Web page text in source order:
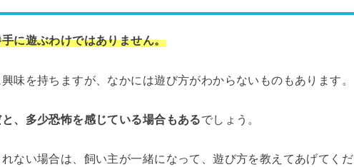
に遊ぶわけではありません。
味を持ちますが、なかには遊び方がわからないものもあります。
、多少恐怖を感じている場合もあるでしょう。
ない場合は、飼い主が一緒になって、遊び方を教えてあげてくだ